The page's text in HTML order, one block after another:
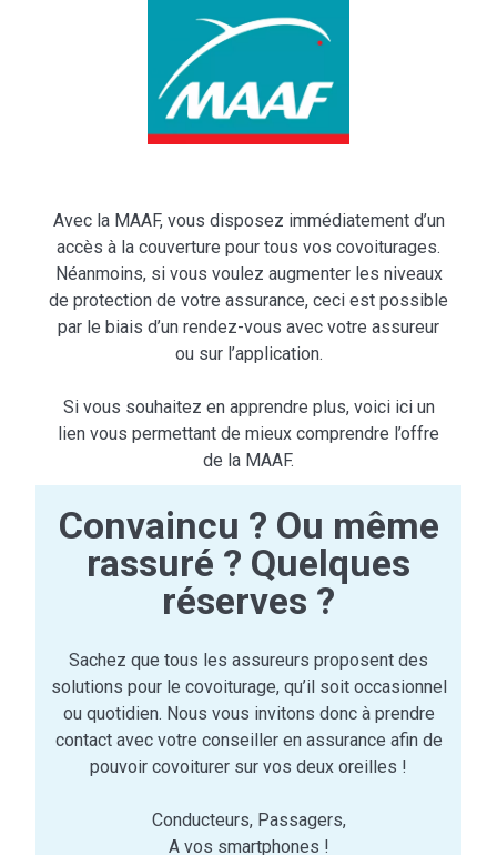
Avec la MAAF, vous disposez immédiatement d’un
accès à la couverture pour tous vos covoiturages.
Néanmoins, si vous voulez augmenter les niveaux
de protection de votre assurance, ceci est possible
par le biais d’un rendez-vous avec votre assureur
ou sur l’application.
Si vous souhaitez en apprendre plus, voici ici un
lien vous permettant de mieux comprendre l’offre
de la MAAF.
Convaincu ? Ou même
rassuré ? Quelques
réserves ?
Sachez que tous les assureurs proposent des
solutions pour le covoiturage, qu’il soit occasionnel
ou quotidien. Nous vous invitons donc à prendre
contact avec votre conseiller en assurance afin de
pouvoir covoiturer sur vos deux oreilles !
Conducteurs, Passagers,
A vos smartphones !